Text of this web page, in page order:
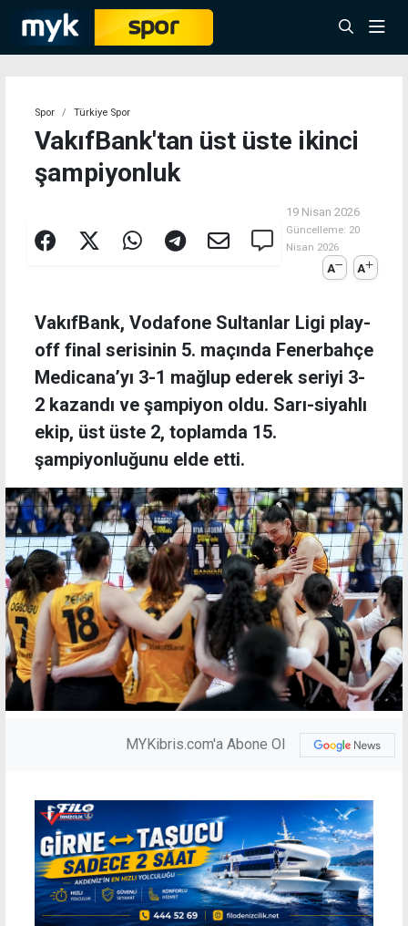
Spor Türkiye Spor
VakıfBank'tan üst üste ikinci
şampiyonluk
19 Nisan 2026
Güncelleme: 20
Nisan 2026
A A
VakıfBank, Vodafone Sultanlar Ligi play-
off final serisinin 5. maçında Fenerbahçe
Medicana’yı 3-1 mağlup ederek seriyi 3-
2 kazandı ve şampiyon oldu. Sarı-siyahlı
ekip, üst üste 2, toplamda 15.
şampiyonluğunu elde etti.
MYKibris.com'a Abone Ol